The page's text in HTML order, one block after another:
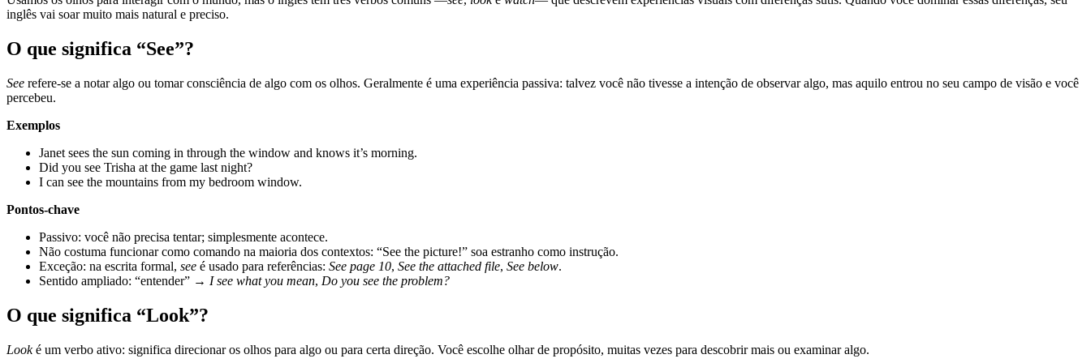
inglês vai soar muito mais natural e preciso.
O que significa “See”?
See refere-se a notar algo ou tomar consciência de algo com os olhos. Geralmente é uma experiência passiva: talvez você não tivesse a intenção de observar algo, mas aquilo entrou no seu campo de visão e você
percebeu.
Exemplos
Janet sees the sun coming in through the window and knows it’s morning.
Did you see Trisha at the game last night?
I can see the mountains from my bedroom window.
Pontos-chave
Passivo: você não precisa tentar; simplesmente acontece.
Não costuma funcionar como comando na maioria dos contextos: “See the picture!” soa estranho como instrução.
Exceção: na escrita formal, see é usado para referências: See page 10, See the attached file, See below.
Sentido ampliado: “entender” → I see what you mean, Do you see the problem?
O que significa “Look”?
Looké um verbo ativo: significa direcionar os olhos para algo ou para certa direção. Você escolhe olhar de propósito, muitas vezes para descobrir mais ou examinar algo.